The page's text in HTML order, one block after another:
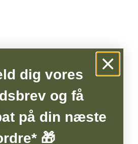
dig vores
og få
på din næste
🎁